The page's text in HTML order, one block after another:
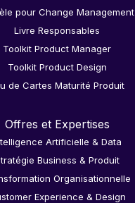
pour Change Management
Livre Responsables
Toolkit Product Manager
Toolkit Product Design
de Cartes Maturité Produit
Offres et Expertises
Artificielle & Data
Business & Produit
Organisationnelle
Experience & Design